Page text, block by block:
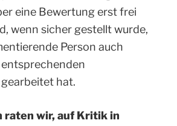
eine Bewertung erst frei
wenn sicher gestellt wurde,
Person auch
hat.
raten wir, auf Kritik in